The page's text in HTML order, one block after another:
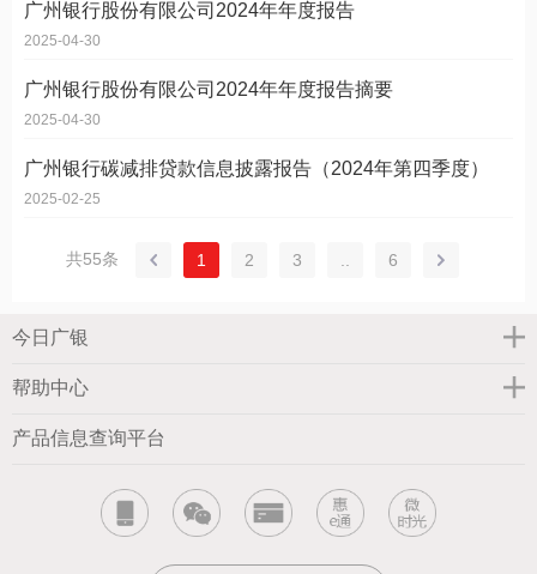
广州银行股份有限公司2024年年度报告
2025-04-30
广州银行股份有限公司2024年年度报告摘要
2025-04-30
广州银行碳减排贷款信息披露报告（2024年第四季度）
2025-02-25
共55条 1 2 3 6
今日广银
帮助中心
产品信息查询平台